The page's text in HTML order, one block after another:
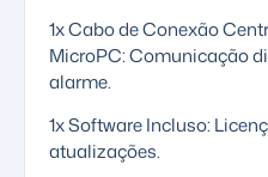
1x Cabo de Conexão
MicroPC: Comunicação
alarme.
1x Software Incluso:
atualizações.